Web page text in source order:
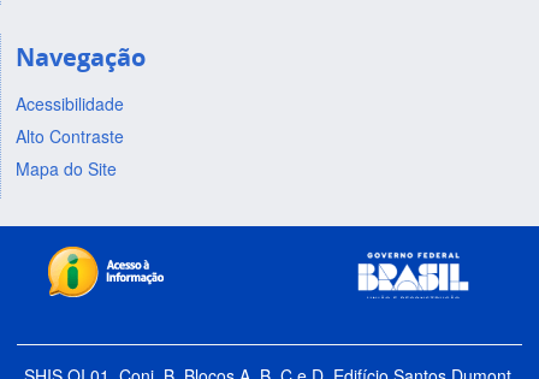
Navegação
Acessibilidade
Alto Contraste
Mapa do Site